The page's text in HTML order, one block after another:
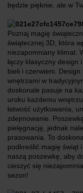
będzie pięknie, ale w
Poznaj magię
świątecznej 3D, która
niezapomniany klimat.
łączy klasyczny design
bieli i czerwieni.
wnętrzami w
doskonale pasuje na
uroku każdemu
łatwość użytkowania,
zdejmowanie.
pielęgnację, jednak
prasowania. To
podkreślić magię świąt
naszą poszewkę, aby
cieszyć się
sezon!